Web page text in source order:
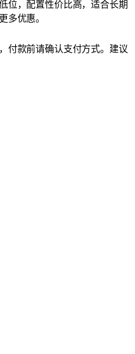
位，配置性价比高，适合长期
多优惠。
付款前请确认支付方式。建议